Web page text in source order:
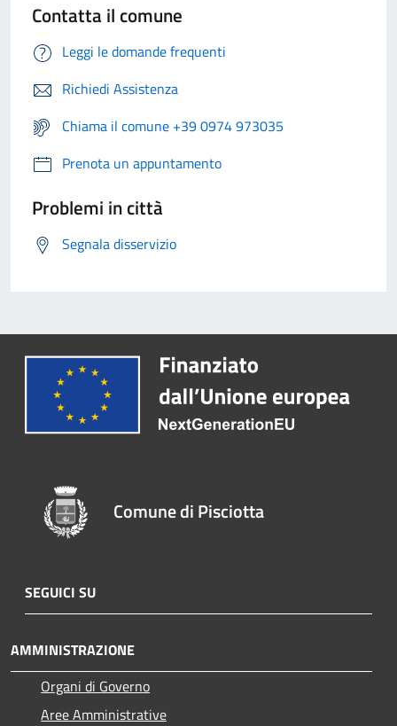
Contatta il comune
Leggi le domande frequenti
Richiedi Assistenza
Chiama il comune +39 0974 973035
Prenota un appuntamento
Problemi in città
Segnala disservizio
Comune di Pisciotta
SEGUICI SU
AMMINISTRAZIONE
Organi di Governo
Aree Amministrative